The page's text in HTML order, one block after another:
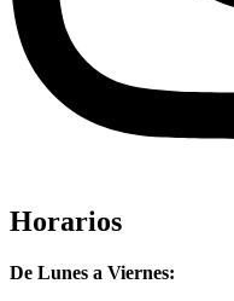
Horarios
De Lunes a Viernes: